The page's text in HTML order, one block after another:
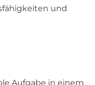
und
Aufgabe in einem